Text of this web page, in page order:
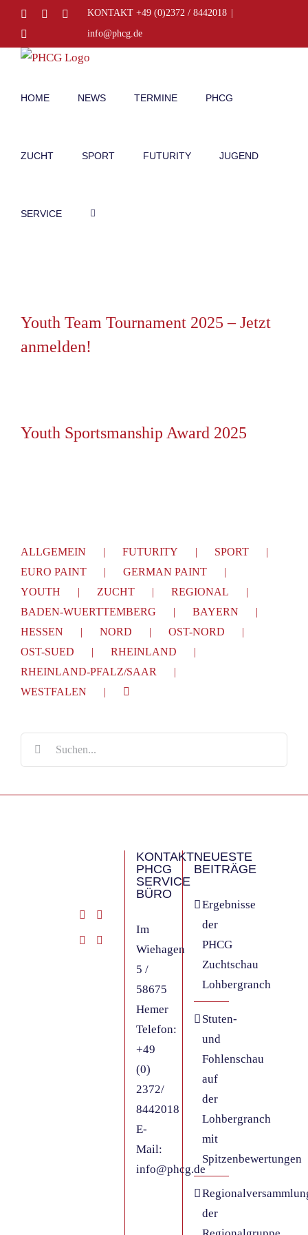
Inhalt
springen
FacebookInstagramKONTAKT +49 (0)2372 / 8442018
info@phcg.de
HOME NEWS TERMINE PHCG
ZUCHT SPORT FUTURITY JUGEND
SERVICE
Youth Team Tournament 2025 – Jetzt
anmelden!
Youth Sportsmanship Award 2025
ALLGEMEIN FUTURITY
SPORT
EURO PAINT
GERMAN PAINT
YOUTH
ZUCHT
REGIONAL
BADEN-WUERTTEMBERG
BAYERN
HESSEN
NORD
OST-NORD
OST-SUED
RHEINLAND
RHEINLAND-PFALZ/SAAR
WESTFALEN
Suche
nach:
KONTAKT
PHCG
SERVICE
BÜRO
Im
Wiehagen
5 /
58675
Hemer
Telefon:
+49
(0)
2372/
8442018
E-
Mail:
info@phcg.de
NEUESTE
BEITRÄGE
Ergebnisse
der
PHCG
Zuchtschau
Lohbergranch
Stuten-
und
Fohlenschau
auf
der
Lohbergranch
mit
Spitzenbewertungen
der